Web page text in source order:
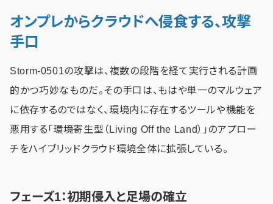
オンプレからクラウドへ侵食する、攻撃
手口
Storm-0501の攻撃は、複数の段階を経て実行される計画
的かつ巧妙なものだ。その手口は、もはや単一のマルウェア
に依存するのではなく、環境内に存在するツールや機能を
悪用する「環境寄生型（Living Off the Land）」のアプロー
チをハイブリッドクラウド環境全体に拡張している。
フェーズ1：初期侵入と足場の確立